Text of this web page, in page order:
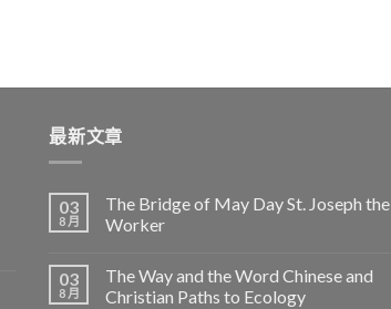
最新文章
03
8 月
The Bridge of May Day St. Joseph the
Worker
03
8 月
The Way and the Word Chinese and
Christian Paths to Ecology